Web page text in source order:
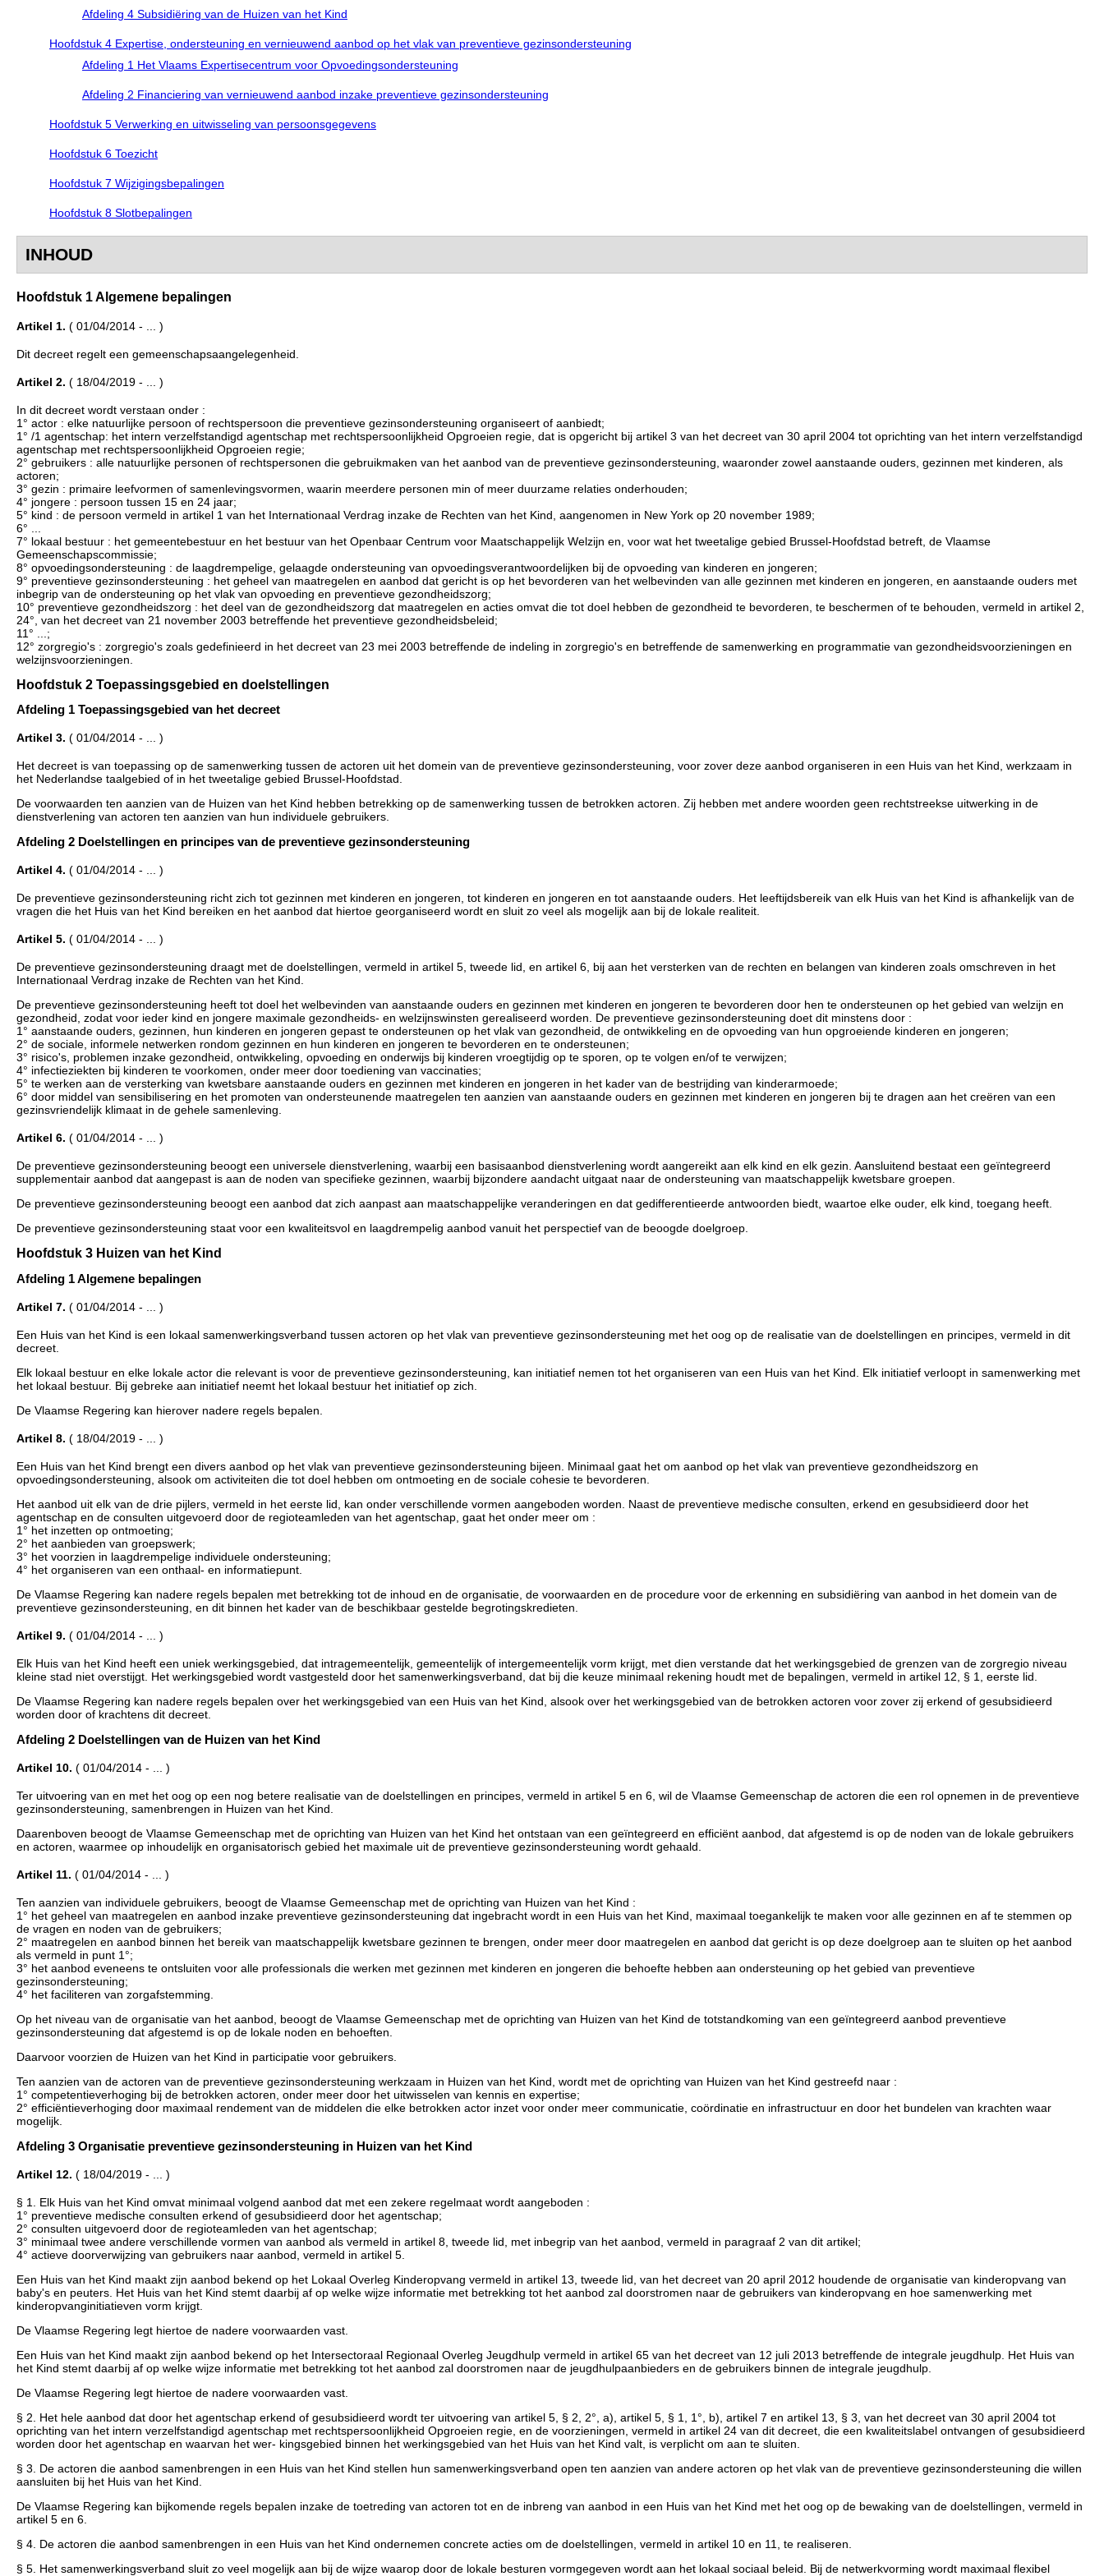
Afdeling 4 Subsidiëring van de Huizen van het Kind
Hoofdstuk 4 Expertise, ondersteuning en vernieuwend aanbod op het vlak van preventieve gezinsondersteuning
Afdeling 1 Het Vlaams Expertisecentrum voor Opvoedingsondersteuning
Afdeling 2 Financiering van vernieuwend aanbod inzake preventieve gezinsondersteuning
Hoofdstuk 5 Verwerking en uitwisseling van persoonsgegevens
Hoofdstuk 6 Toezicht
Hoofdstuk 7 Wijzigingsbepalingen
Hoofdstuk 8 Slotbepalingen
INHOUD
Hoofdstuk 1 Algemene bepalingen
Artikel 1. ( 01/04/2014 - ... )
Dit decreet regelt een gemeenschapsaangelegenheid.
Artikel 2. ( 18/04/2019 - ... )
In dit decreet wordt verstaan onder :
1° actor : elke natuurlijke persoon of rechtspersoon die preventieve gezinsondersteuning organiseert of aanbiedt;
1° /1 agentschap: het intern verzelfstandigd agentschap met rechtspersoonlijkheid Opgroeien regie, dat is opgericht bij artikel 3 van het decreet van 30 april 2004 tot oprichting van het intern verzelfstandigd
agentschap met rechtspersoonlijkheid Opgroeien regie;
2° gebruikers : alle natuurlijke personen of rechtspersonen die gebruikmaken van het aanbod van de preventieve gezinsondersteuning, waaronder zowel aanstaande ouders, gezinnen met kinderen, als
actoren;
3° gezin : primaire leefvormen of samenlevingsvormen, waarin meerdere personen min of meer duurzame relaties onderhouden;
4° jongere : persoon tussen 15 en 24 jaar;
5° kind : de persoon vermeld in artikel 1 van het Internationaal Verdrag inzake de Rechten van het Kind, aangenomen in New York op 20 november 1989;
6° ...
7° lokaal bestuur : het gemeentebestuur en het bestuur van het Openbaar Centrum voor Maatschappelijk Welzijn en, voor wat het tweetalige gebied Brussel-Hoofdstad betreft, de Vlaamse
Gemeenschapscommissie;
8° opvoedingsondersteuning : de laagdrempelige, gelaagde ondersteuning van opvoedingsverantwoordelijken bij de opvoeding van kinderen en jongeren;
9° preventieve gezinsondersteuning : het geheel van maatregelen en aanbod dat gericht is op het bevorderen van het welbevinden van alle gezinnen met kinderen en jongeren, en aanstaande ouders met
inbegrip van de ondersteuning op het vlak van opvoeding en preventieve gezondheidszorg;
10° preventieve gezondheidszorg : het deel van de gezondheidszorg dat maatregelen en acties omvat die tot doel hebben de gezondheid te bevorderen, te beschermen of te behouden, vermeld in artikel 2,
24°, van het decreet van 21 november 2003 betreffende het preventieve gezondheidsbeleid;
11° ...;
12° zorgregio's : zorgregio's zoals gedefinieerd in het decreet van 23 mei 2003 betreffende de indeling in zorgregio's en betreffende de samenwerking en programmatie van gezondheidsvoorzieningen en
welzijnsvoorzieningen.
Hoofdstuk 2 Toepassingsgebied en doelstellingen
Afdeling 1 Toepassingsgebied van het decreet
Artikel 3. ( 01/04/2014 - ... )
Het decreet is van toepassing op de samenwerking tussen de actoren uit het domein van de preventieve gezinsondersteuning, voor zover deze aanbod organiseren in een Huis van het Kind, werkzaam in
het Nederlandse taalgebied of in het tweetalige gebied Brussel-Hoofdstad.
De voorwaarden ten aanzien van de Huizen van het Kind hebben betrekking op de samenwerking tussen de betrokken actoren. Zij hebben met andere woorden geen rechtstreekse uitwerking in de
dienstverlening van actoren ten aanzien van hun individuele gebruikers.
Afdeling 2 Doelstellingen en principes van de preventieve gezinsondersteuning
Artikel 4. ( 01/04/2014 - ... )
De preventieve gezinsondersteuning richt zich tot gezinnen met kinderen en jongeren, tot kinderen en jongeren en tot aanstaande ouders. Het leeftijdsbereik van elk Huis van het Kind is afhankelijk van de
vragen die het Huis van het Kind bereiken en het aanbod dat hiertoe georganiseerd wordt en sluit zo veel als mogelijk aan bij de lokale realiteit.
Artikel 5. ( 01/04/2014 - ... )
De preventieve gezinsondersteuning draagt met de doelstellingen, vermeld in artikel 5, tweede lid, en artikel 6, bij aan het versterken van de rechten en belangen van kinderen zoals omschreven in het
Internationaal Verdrag inzake de Rechten van het Kind.
De preventieve gezinsondersteuning heeft tot doel het welbevinden van aanstaande ouders en gezinnen met kinderen en jongeren te bevorderen door hen te ondersteunen op het gebied van welzijn en
gezondheid, zodat voor ieder kind en jongere maximale gezondheids- en welzijnswinsten gerealiseerd worden. De preventieve gezinsondersteuning doet dit minstens door :
1° aanstaande ouders, gezinnen, hun kinderen en jongeren gepast te ondersteunen op het vlak van gezondheid, de ontwikkeling en de opvoeding van hun opgroeiende kinderen en jongeren;
2° de sociale, informele netwerken rondom gezinnen en hun kinderen en jongeren te bevorderen en te ondersteunen;
3° risico's, problemen inzake gezondheid, ontwikkeling, opvoeding en onderwijs bij kinderen vroegtijdig op te sporen, op te volgen en/of te verwijzen;
4° infectieziekten bij kinderen te voorkomen, onder meer door toediening van vaccinaties;
5° te werken aan de versterking van kwetsbare aanstaande ouders en gezinnen met kinderen en jongeren in het kader van de bestrijding van kinderarmoede;
6° door middel van sensibilisering en het promoten van ondersteunende maatregelen ten aanzien van aanstaande ouders en gezinnen met kinderen en jongeren bij te dragen aan het creëren van een
gezinsvriendelijk klimaat in de gehele samenleving.
Artikel 6. ( 01/04/2014 - ... )
De preventieve gezinsondersteuning beoogt een universele dienstverlening, waarbij een basisaanbod dienstverlening wordt aangereikt aan elk kind en elk gezin. Aansluitend bestaat een geïntegreerd
supplementair aanbod dat aangepast is aan de noden van specifieke gezinnen, waarbij bijzondere aandacht uitgaat naar de ondersteuning van maatschappelijk kwetsbare groepen.
De preventieve gezinsondersteuning beoogt een aanbod dat zich aanpast aan maatschappelijke veranderingen en dat gedifferentieerde antwoorden biedt, waartoe elke ouder, elk kind, toegang heeft.
De preventieve gezinsondersteuning staat voor een kwaliteitsvol en laagdrempelig aanbod vanuit het perspectief van de beoogde doelgroep.
Hoofdstuk 3 Huizen van het Kind
Afdeling 1 Algemene bepalingen
Artikel 7. ( 01/04/2014 - ... )
Een Huis van het Kind is een lokaal samenwerkingsverband tussen actoren op het vlak van preventieve gezinsondersteuning met het oog op de realisatie van de doelstellingen en principes, vermeld in dit
decreet.
Elk lokaal bestuur en elke lokale actor die relevant is voor de preventieve gezinsondersteuning, kan initiatief nemen tot het organiseren van een Huis van het Kind. Elk initiatief verloopt in samenwerking met
het lokaal bestuur. Bij gebreke aan initiatief neemt het lokaal bestuur het initiatief op zich.
De Vlaamse Regering kan hierover nadere regels bepalen.
Artikel 8. ( 18/04/2019 - ... )
Een Huis van het Kind brengt een divers aanbod op het vlak van preventieve gezinsondersteuning bijeen. Minimaal gaat het om aanbod op het vlak van preventieve gezondheidszorg en
opvoedingsondersteuning, alsook om activiteiten die tot doel hebben om ontmoeting en de sociale cohesie te bevorderen.
Het aanbod uit elk van de drie pijlers, vermeld in het eerste lid, kan onder verschillende vormen aangeboden worden. Naast de preventieve medische consulten, erkend en gesubsidieerd door het
agentschap en de consulten uitgevoerd door de regioteamleden van het agentschap, gaat het onder meer om :
1° het inzetten op ontmoeting;
2° het aanbieden van groepswerk;
3° het voorzien in laagdrempelige individuele ondersteuning;
4° het organiseren van een onthaal- en informatiepunt.
De Vlaamse Regering kan nadere regels bepalen met betrekking tot de inhoud en de organisatie, de voorwaarden en de procedure voor de erkenning en subsidiëring van aanbod in het domein van de
preventieve gezinsondersteuning, en dit binnen het kader van de beschikbaar gestelde begrotingskredieten.
Artikel 9. ( 01/04/2014 - ... )
Elk Huis van het Kind heeft een uniek werkingsgebied, dat intragemeentelijk, gemeentelijk of intergemeentelijk vorm krijgt, met dien verstande dat het werkingsgebied de grenzen van de zorgregio niveau
kleine stad niet overstijgt. Het werkingsgebied wordt vastgesteld door het samenwerkingsverband, dat bij die keuze minimaal rekening houdt met de bepalingen, vermeld in artikel 12, § 1, eerste lid.
De Vlaamse Regering kan nadere regels bepalen over het werkingsgebied van een Huis van het Kind, alsook over het werkingsgebied van de betrokken actoren voor zover zij erkend of gesubsidieerd
worden door of krachtens dit decreet.
Afdeling 2 Doelstellingen van de Huizen van het Kind
Artikel 10. ( 01/04/2014 - ... )
Ter uitvoering van en met het oog op een nog betere realisatie van de doelstellingen en principes, vermeld in artikel 5 en 6, wil de Vlaamse Gemeenschap de actoren die een rol opnemen in de preventieve
gezinsondersteuning, samenbrengen in Huizen van het Kind.
Daarenboven beoogt de Vlaamse Gemeenschap met de oprichting van Huizen van het Kind het ontstaan van een geïntegreerd en efficiënt aanbod, dat afgestemd is op de noden van de lokale gebruikers
en actoren, waarmee op inhoudelijk en organisatorisch gebied het maximale uit de preventieve gezinsondersteuning wordt gehaald.
Artikel 11. ( 01/04/2014 - ... )
Ten aanzien van individuele gebruikers, beoogt de Vlaamse Gemeenschap met de oprichting van Huizen van het Kind :
1° het geheel van maatregelen en aanbod inzake preventieve gezinsondersteuning dat ingebracht wordt in een Huis van het Kind, maximaal toegankelijk te maken voor alle gezinnen en af te stemmen op
de vragen en noden van de gebruikers;
2° maatregelen en aanbod binnen het bereik van maatschappelijk kwetsbare gezinnen te brengen, onder meer door maatregelen en aanbod dat gericht is op deze doelgroep aan te sluiten op het aanbod
als vermeld in punt 1°;
3° het aanbod eveneens te ontsluiten voor alle professionals die werken met gezinnen met kinderen en jongeren die behoefte hebben aan ondersteuning op het gebied van preventieve
gezinsondersteuning;
4° het faciliteren van zorgafstemming.
Op het niveau van de organisatie van het aanbod, beoogt de Vlaamse Gemeenschap met de oprichting van Huizen van het Kind de totstandkoming van een geïntegreerd aanbod preventieve
gezinsondersteuning dat afgestemd is op de lokale noden en behoeften.
Daarvoor voorzien de Huizen van het Kind in participatie voor gebruikers.
Ten aanzien van de actoren van de preventieve gezinsondersteuning werkzaam in Huizen van het Kind, wordt met de oprichting van Huizen van het Kind gestreefd naar :
1° competentieverhoging bij de betrokken actoren, onder meer door het uitwisselen van kennis en expertise;
2° efficiëntieverhoging door maximaal rendement van de middelen die elke betrokken actor inzet voor onder meer communicatie, coördinatie en infrastructuur en door het bundelen van krachten waar
mogelijk.
Afdeling 3 Organisatie preventieve gezinsondersteuning in Huizen van het Kind
Artikel 12. ( 18/04/2019 - ... )
§ 1. Elk Huis van het Kind omvat minimaal volgend aanbod dat met een zekere regelmaat wordt aangeboden :
1° preventieve medische consulten erkend of gesubsidieerd door het agentschap;
2° consulten uitgevoerd door de regioteamleden van het agentschap;
3° minimaal twee andere verschillende vormen van aanbod als vermeld in artikel 8, tweede lid, met inbegrip van het aanbod, vermeld in paragraaf 2 van dit artikel;
4° actieve doorverwijzing van gebruikers naar aanbod, vermeld in artikel 5.
Een Huis van het Kind maakt zijn aanbod bekend op het Lokaal Overleg Kinderopvang vermeld in artikel 13, tweede lid, van het decreet van 20 april 2012 houdende de organisatie van kinderopvang van
baby's en peuters. Het Huis van het Kind stemt daarbij af op welke wijze informatie met betrekking tot het aanbod zal doorstromen naar de gebruikers van kinderopvang en hoe samenwerking met
kinderopvanginitiatieven vorm krijgt.
De Vlaamse Regering legt hiertoe de nadere voorwaarden vast.
Een Huis van het Kind maakt zijn aanbod bekend op het Intersectoraal Regionaal Overleg Jeugdhulp vermeld in artikel 65 van het decreet van 12 juli 2013 betreffende de integrale jeugdhulp. Het Huis van
het Kind stemt daarbij af op welke wijze informatie met betrekking tot het aanbod zal doorstromen naar de jeugdhulpaanbieders en de gebruikers binnen de integrale jeugdhulp.
De Vlaamse Regering legt hiertoe de nadere voorwaarden vast.
§ 2. Het hele aanbod dat door het agentschap erkend of gesubsidieerd wordt ter uitvoering van artikel 5, § 2, 2°, a), artikel 5, § 1, 1°, b), artikel 7 en artikel 13, § 3, van het decreet van 30 april 2004 tot
oprichting van het intern verzelfstandigd agentschap met rechtspersoonlijkheid Opgroeien regie, en de voorzieningen, vermeld in artikel 24 van dit decreet, die een kwaliteitslabel ontvangen of gesubsidieerd
worden door het agentschap en waarvan het wer- kingsgebied binnen het werkingsgebied van het Huis van het Kind valt, is verplicht om aan te sluiten.
§ 3. De actoren die aanbod samenbrengen in een Huis van het Kind stellen hun samenwerkingsverband open ten aanzien van andere actoren op het vlak van de preventieve gezinsondersteuning die willen
aansluiten bij het Huis van het Kind.
De Vlaamse Regering kan bijkomende regels bepalen inzake de toetreding van actoren tot en de inbreng van aanbod in een Huis van het Kind met het oog op de bewaking van de doelstellingen, vermeld in
artikel 5 en 6.
§ 4. De actoren die aanbod samenbrengen in een Huis van het Kind ondernemen concrete acties om de doelstellingen, vermeld in artikel 10 en 11, te realiseren.
§ 5. Het samenwerkingsverband sluit zo veel mogelijk aan bij de wijze waarop door de lokale besturen vormgegeven wordt aan het lokaal sociaal beleid. Bij de netwerkvorming wordt maximaal flexibel